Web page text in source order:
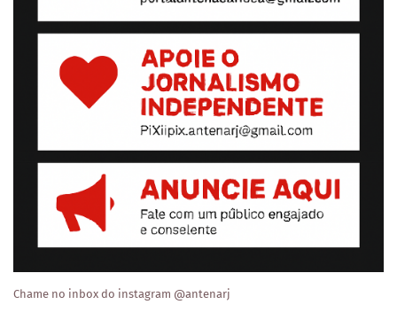
Chame no inbox do instagram @antenarj